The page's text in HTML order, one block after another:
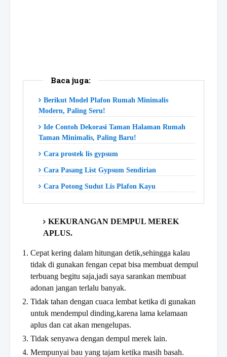
Baca juga:
Berikut Model Plafon Rumah Minimalis
Modern, Paling Seru!
Ide Contoh Dekorasi Taman Halaman Rumah
Taman Minimalis, Paling Baru!
Cara prostek lis gypsum
Cara Pasang List Gypsum Sendirian
Cara Potong Sudut Lis Plafon Kayu
KEKURANGAN DEMPUL MEREK
APLUS.
Cepat kering dalam hitungan detik,sehingga kalau
tidak di gunakan fengan cepat bisa membuat dempul
terbuang begitu saja,jadi saya sarankan membuat
adonan jangan terlalu banyak.
Tidak tahan dengan cuaca lembat ketika di gunakan
untuk mendempul dinding,karena lama kelamaan
aplus dan cat akan mengelupas.
Tidak senyawa dengan dempul merek lain.
Mempunyai bau yang tajam ketika masih basah.